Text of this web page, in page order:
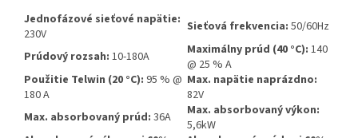
Jednofázové sieťové napätie:
230V
Sieťová frekvencia: 50/60Hz
Prúdový rozsah: 10-180A Maximálny prúd (40 °C): 140
@ 25 % A
Použitie Telwin (20 °C): 95 % @
180 A
Max. napätie naprázdno:
82V
Max. absorbovaný prúd: 36A
Max. absorbovaný výkon:
5,6kW